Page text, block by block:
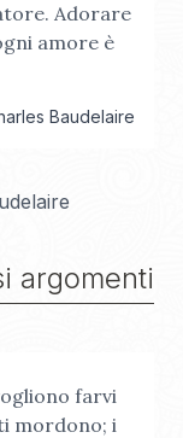
Adorare
amore è
Baudelaire
argomenti
farvi
mordono; i